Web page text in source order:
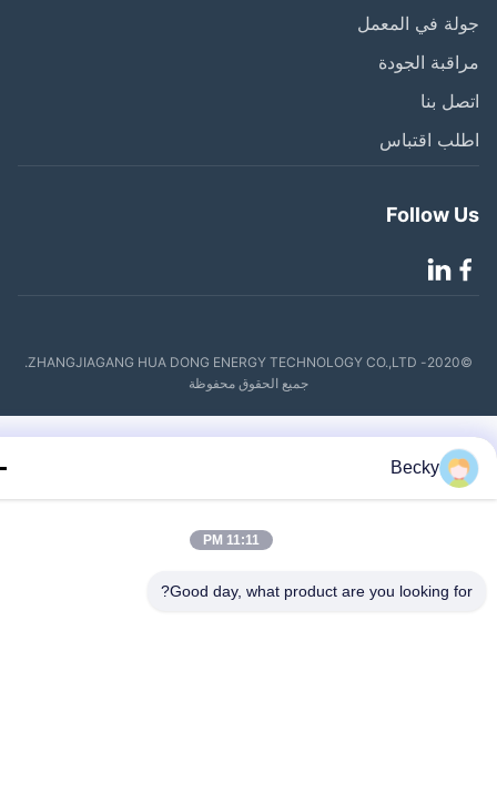
في المعمل
الجودة
بنا
اقتباس
Follow
©2020- ZHANGJIAGANG HUA DONG ENERGY TECHNOLOGY CO.,LTD.
جميع الحقوق محفوظة
Becky
11:11 PM
Good day, what product are you looking